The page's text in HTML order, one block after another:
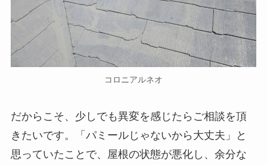
コロニアルネオ
だからこそ、少しでも異変を感じたらご相談を頂
きたいです。「パミールじゃないから大丈夫」と
思っていたことで、屋根の状態が悪化し、余分な